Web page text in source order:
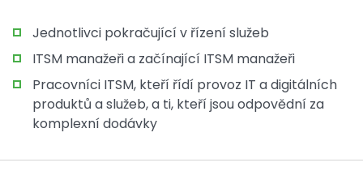
Jednotlivci pokračující v řízení služeb
ITSM manažeři a začínající ITSM manažeři
Pracovníci ITSM, kteří řídí provoz IT a digitálních
produktů a služeb, a ti, kteří jsou odpovědní za
komplexní dodávky